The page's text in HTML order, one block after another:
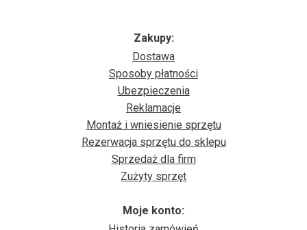
Zakupy:
Dostawa
Sposoby płatności
Ubezpieczenia
Reklamacje
Montaż i wniesienie sprzętu
Rezerwacja sprzętu do sklepu
Sprzedaż dla firm
Zużyty sprzęt
Moje konto: